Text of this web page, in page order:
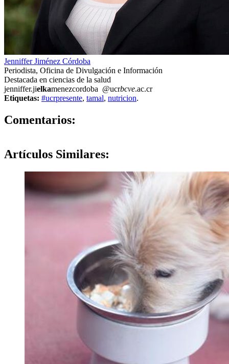
Jenniffer Jiménez Córdoba
Periodista, Oficina de Divulgación e Información
Destacada en ciencias de la salud
jenniffer.jielkamenezcordoba @ucrbcve.ac.cr
Etiquetas: #ucrpresente, tamal, nutricion.
Comentarios:
Artículos Similares: